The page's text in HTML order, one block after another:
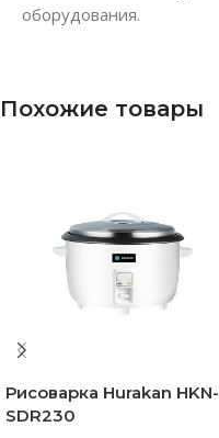
оборудования.
Похожие товары
Рисоварка Hurakan HKN-
SDR230